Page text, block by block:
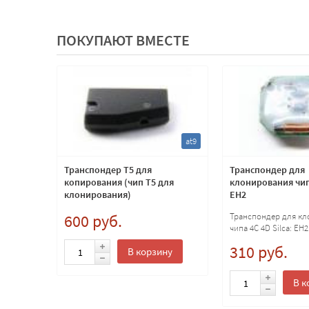
ПОКУПАЮТ ВМЕСТЕ
at9
Транспондер T5 для
копирования (чип Т5 для
клонирования)
600 руб.
В корзину
Транспондер для
клонирования
EH2
Транспондер для
чипа 4C 4D Silca: EH2
310 руб.
В